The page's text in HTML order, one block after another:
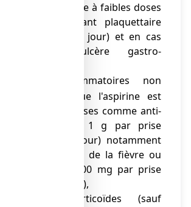
l'aspirine est utilisée à faibles doses
comme antiagrégant plaquettaire
(50 à 375 mg par jour) et en cas
d'antécédent d'ulcère gastro-
les anti-inflammatoires non
stéroïdiens, lorsque l'aspirine est
utilisée à fortes doses comme anti-
inflammatoires (≥ 1 g par prise
et/ou ≥ 3 g par jour) notamment
dans le traitement de la fièvre ou
des douleurs (≥ 500 mg par prise
et/ou < 3 g par jour),
les glucocorticoïdes (sauf